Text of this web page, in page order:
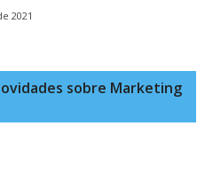
2021
sobre Marketing